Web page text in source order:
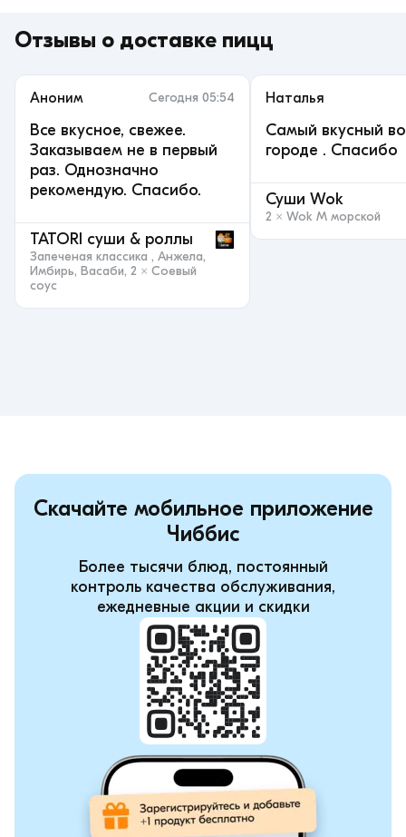
Отзывы о доставке пицц
Аноним Сегодня 05:54
Все вкусное, свежее.
Заказываем не в первый
раз. Однозначно
рекомендую. Спасибо.
TATORI суши & роллы
Запеченая классика , Анжела,
Имбирь, Васаби, 2 × Соевый
соус
Наталья
Самый вкусный
городе . Спасибо
Суши Wok
2 × Wok M морской
Скачайте мобильное приложение
Чиббис
Более тысячи блюд, постоянный
контроль качества обслуживания,
ежедневные акции и скидки